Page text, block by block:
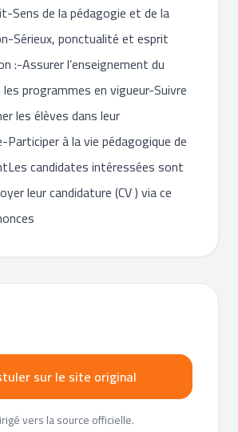
Sens de la pédagogie et de la
Sérieux, ponctualité et esprit
:-Assurer l’enseignement du
programmes en vigueur-Suivre
les élèves dans leur
à la vie pédagogique de
candidates intéressées sont
leur candidature (CV ) via ce
sur le site original
vers la source officielle.